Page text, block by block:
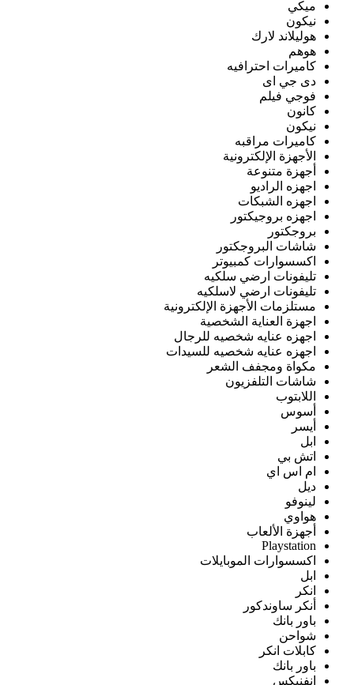
ميكي
نيكون
هوليلاند لارك
هوهم
كاميرات احترافيه
دى جي اى
فوجي فيلم
كانون
نيكون
كاميرات مراقبه
الأجهزة الإلكترونية
أجهزة متنوعة
اجهزه الراديو
اجهزه الشبكات
اجهزه بروجيكتور
بروجكتور
شاشات البروجكتور
اكسسوارات كمبيوتر
تليفونات ارضي سلكيه
تليفونات ارضي لاسلكيه
مستلزمات الأجهزة الإلكترونية
اجهزة العناية الشخصية
اجهزه عنايه شخصيه للرجال
اجهزه عنايه شخصيه للسيدات
مكواة ومجفف الشعر
شاشات التلفزيون
اللابتوب
أسوس
أيسر
ابل
اتش بي
ام اس اي
ديل
لينوفو
هواوي
أجهزة الألعاب
Playstation
اكسسوارات الموبايلات
ابل
انكر
أنكر ساوندكور
باور بانك
شواحن
كابلات انكر
باور بانك
انفنيكس